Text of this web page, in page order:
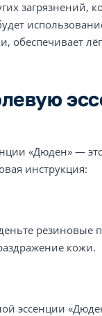
загрязнений,
обеспечивает
«Дюден» —
инструкция:
резиновые
кожи.
эссенции